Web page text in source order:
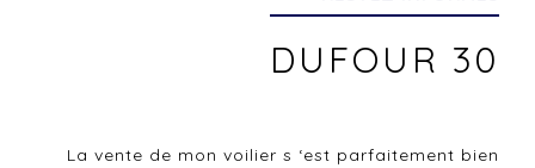
DUFOUR 30
La vente de mon voilier s ‘est parfaitement bien